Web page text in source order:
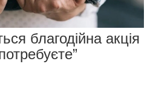
благодійна акція